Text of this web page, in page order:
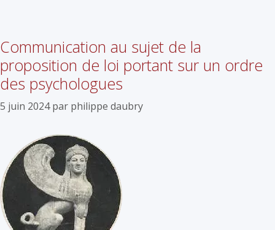
Communication au sujet de la
proposition de loi portant sur un ordre
des psychologues
5 juin 2024 par philippe daubry